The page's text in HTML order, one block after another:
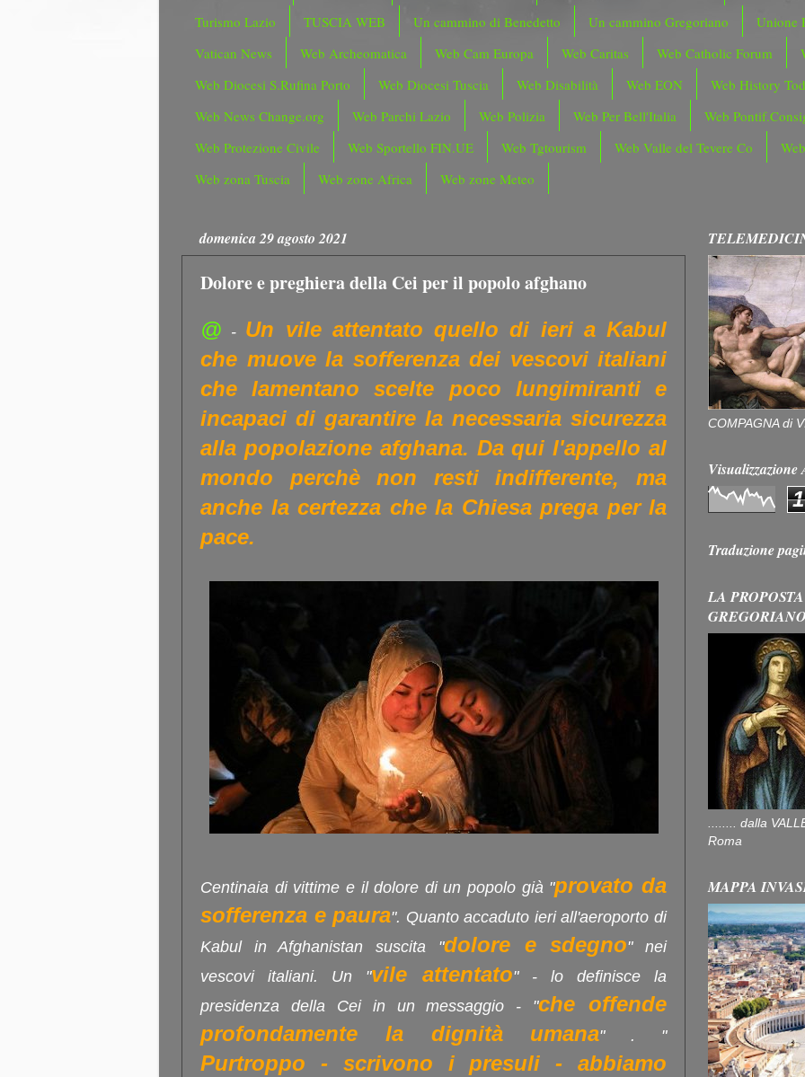
Turismo Lazio
TUSCIA WEB Un cammino di Benedetto Un cammino Gregoriano
Unione
Vatican News
Web Archeomatica Web Cam Europa Web Caritas Web Catholic Forum
Web Diocesi S.Rufina Porto
Web Diocesi Tuscia Web Disabilità Web EON
Web History
Web News Change.org
Web Parchi Lazio Web Polizia Web Per Bell'Italia
Web
Web Protezione Civile
Web Sportello FIN.UE Web Tgtourism Web Valle del Tevere Co
Web zona Tuscia
Web zone Africa Web zone Meteo
domenica 29 agosto 2021
Dolore e preghiera della Cei per il popolo afghano
@ - Un vile attentato quello di ieri a Kabul
che muove la sofferenza dei vescovi italiani
che lamentano scelte poco lungimiranti e
incapaci di garantire la necessaria sicurezza
alla popolazione afghana. Da qui l'appello al
mondo perchè non resti indifferente, ma
anche la certezza che la Chiesa prega per la
pace.
Centinaia di vittime e il dolore di un popolo già "provato da
sofferenza e paura". Quanto accaduto ieri all'aeroporto di
Kabul in Afghanistan suscita "dolore e sdegno" nei
vescovi italiani. Un "vile attentato" - lo definisce la
presidenza della Cei in un messaggio - "che offende
profondamente la dignità umana" . "
Purtroppo - scrivono i presuli - abbiamo
COMPAGNA di
1
Traduzione
LA
........ dalla
Roma
MAPPA